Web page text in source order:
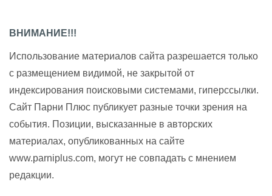
ВНИМАНИЕ!!!
Использование материалов сайта разрешается только
с размещением видимой, не закрытой от
индексирования поисковыми системами, гиперссылки.
Сайт Парни Плюс публикует разные точки зрения на
события. Позиции, высказанные в авторских
материалах, опубликованных на сайте
www.parniplus.com, могут не совпадать с мнением
редакции.